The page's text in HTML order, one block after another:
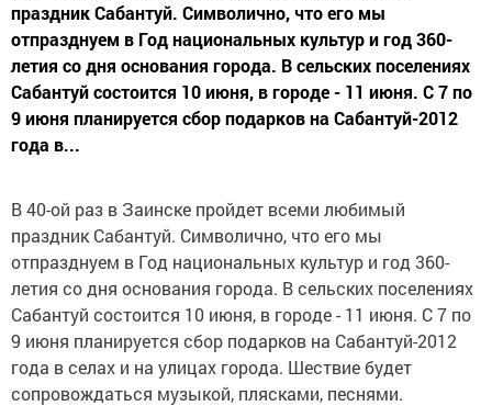
праздник Сабантуй. Символично, что его мы
отпразднуем в Год национальных культур и год 360-
летия со дня основания города. В сельских поселениях
Сабантуй состоится 10 июня, в городе - 11 июня. С 7 по
9 июня планируется сбор подарков на Сабантуй-2012
года в...
В 40-ой раз в Заинске пройдет всеми любимый
праздник Сабантуй. Символично, что его мы
отпразднуем в Год национальных культур и год 360-
летия со дня основания города. В сельских поселениях
Сабантуй состоится 10 июня, в городе - 11 июня. С 7 по
9 июня планируется сбор подарков на Сабантуй-2012
года в селах и на улицах города. Шествие будет
сопровождаться музыкой, плясками, песнями.